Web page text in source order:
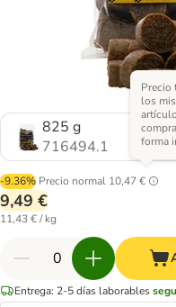
825 g
716494.1
-9.36% Precio normal 10,47 €
Precio
los
forma
9,49 €
11,43 € / kg
Entrega: 2-5 días laborables